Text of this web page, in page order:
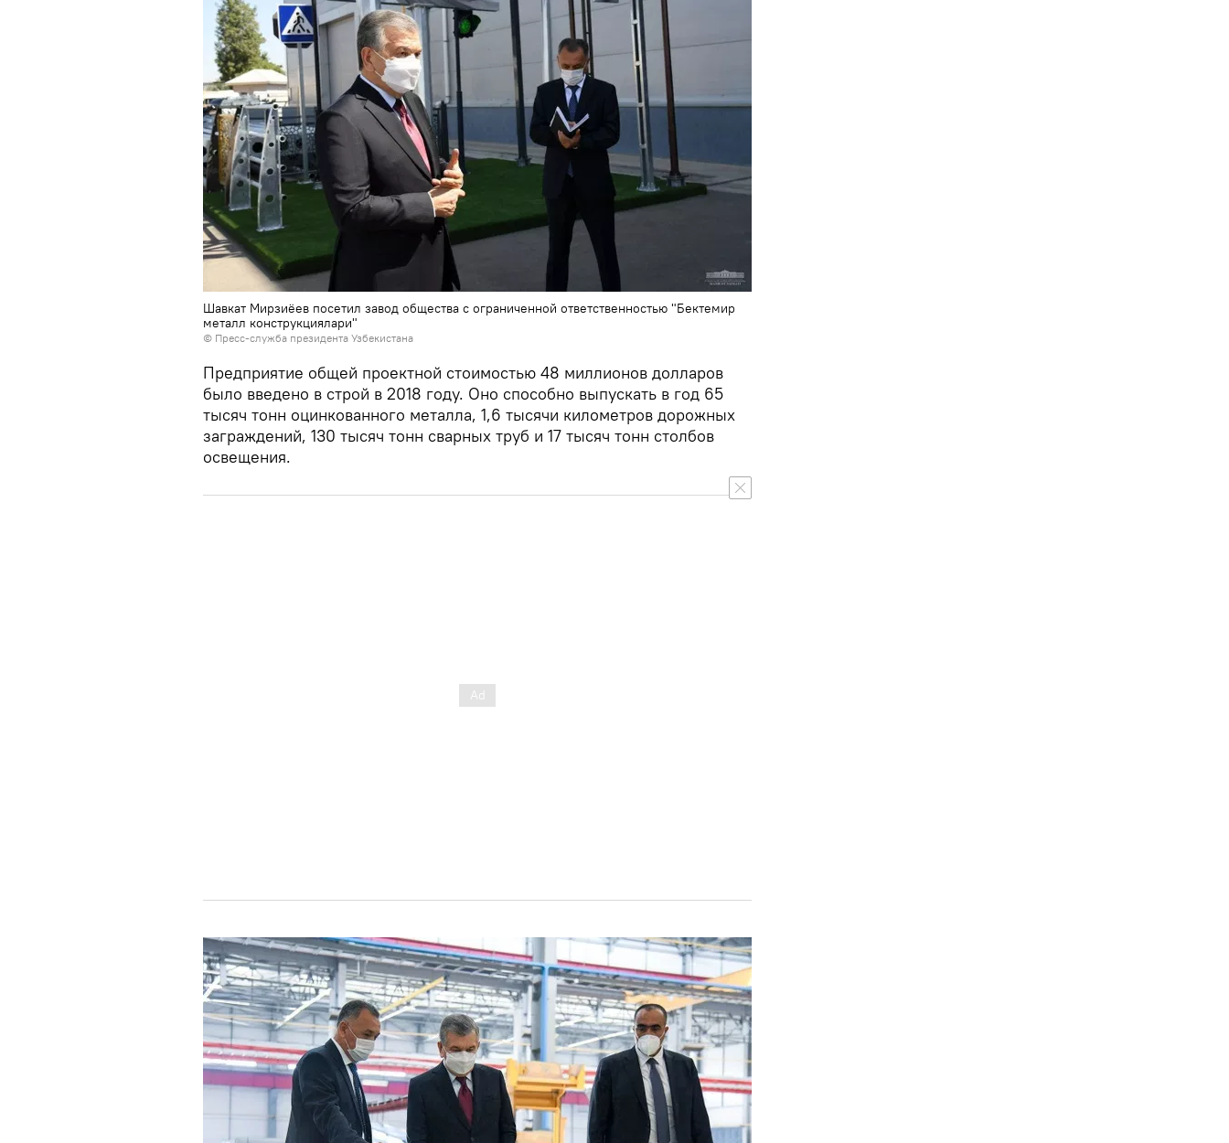
Шавкат Мирзиёев посетил завод общества с ограниченной ответственностью "Бектемир
металл конструкциялари"
© Пресс-служба президента Узбекистана
Предприятие общей проектной стоимостью 48 миллионов долларов
было введено в строй в 2018 году. Оно способно выпускать в год 65
тысяч тонн оцинкованного металла, 1,6 тысячи километров дорожных
заграждений, 130 тысяч тонн сварных труб и 17 тысяч тонн столбов
освещения.